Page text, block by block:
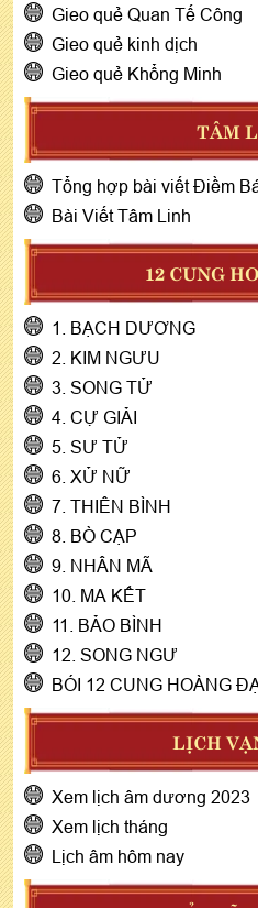
Gieo quẻ Quan Tế Công
Gieo quẻ kinh dịch
Gieo quẻ Khổng Minh
TÂM
Tổng hợp bài viết Điềm
Bài Viết Tâm Linh
12 CUNG
1. BẠCH DƯƠNG
2. KIM NGƯU
3. SONG TỬ
4. CỰ GIẢI
5. SƯ TỬ
6. XỬ NỮ
7. THIÊN BÌNH
8. BÒ CẠP
9. NHÂN MÃ
10. MA KẾT
11. BẢO BÌNH
12. SONG NGƯ
BÓI 12 CUNG HOÀNG
LỊCH
Xem lịch âm dương 2023
Xem lịch tháng
Lịch âm hôm nay